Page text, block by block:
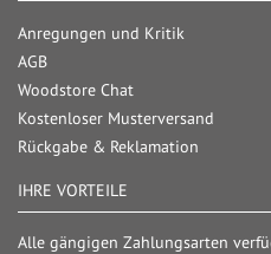
Anregungen und Kritik
AGB
Woodstore Chat
Kostenloser Musterversand
Rückgabe & Reklamation
IHRE VORTEILE
Alle gängigen Zahlungsarten